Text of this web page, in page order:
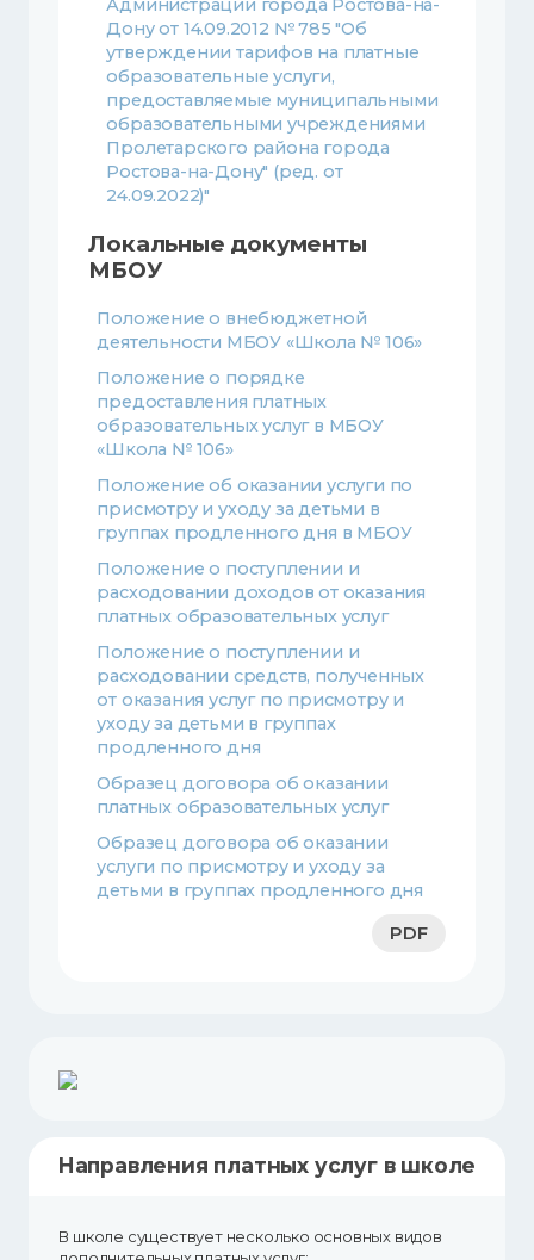
Администрации города Ростова-на-
Дону от 14.09.2012 № 785 "Об
утверждении тарифов на платные
образовательные услуги,
предоставляемые муниципальными
образовательными учреждениями
Пролетарского района города
Ростова-на-Дону" (ред. от
24.09.2022)"
Локальные документы
МБОУ
Положение о внебюджетной
деятельности МБОУ «Школа № 106»
Положение о порядке
предоставления платных
образовательных услуг в МБОУ
«Школа № 106»
Положение об оказании услуги по
присмотру и уходу за детьми в
группах продленного дня в МБОУ
Положение о поступлении и
расходовании доходов от оказания
платных образовательных услуг
Положение о поступлении и
расходовании средств, полученных
от оказания услуг по присмотру и
уходу за детьми в группах
продленного дня
Образец договора об оказании
платных образовательных услуг
Образец договора об оказании
услуги по присмотру и уходу за
детьми в группах продленного дня
PDF
Направления платных услуг в школе
В школе существует несколько основных видов